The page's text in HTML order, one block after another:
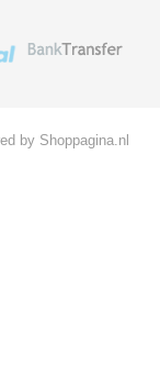
by Shoppagina.nl